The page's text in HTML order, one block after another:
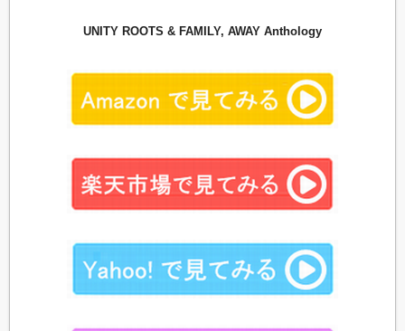
UNITY ROOTS & FAMILY, AWAY Anthology